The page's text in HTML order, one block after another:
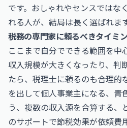
です。おしゃれやセンスではな
れる人が、結局は長く選ばれます
税務の専門家に頼るべきタイミ
ここまで自分でできる範囲を中
収入規模が大きくなったり、判
たら、税理士に頼るのも合理的
を出して個人事業主になる、青
う、複数の収入源を合算する、
のサポートで節税効果が依頼費